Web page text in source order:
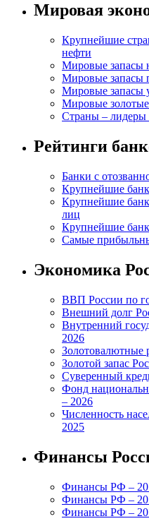
Мировая
Крупнейшие
нефти
Мировые запасы
Мировые запасы
Мировые запасы
Мировые
Страны – лидеры
Рейтинги
Банки с
Крупнейшие
Крупнейшие
лиц
Крупнейшие
Самые
Экономика
ВВП России по
Внешний долг
Внутренний
2026
Золотовалютные
Золотой запас
Суверенный
Фонд
– 2026
Численность
2025
Финансы
Финансы РФ –
Финансы РФ –
Финансы РФ –